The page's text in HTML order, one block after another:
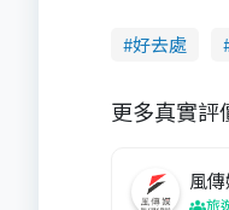
好去處
更多真實評
風
旅